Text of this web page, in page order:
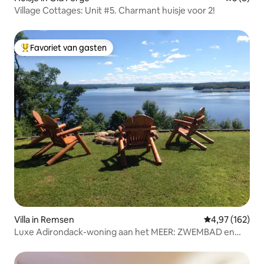
Village Cottages: Unit #5. Charmant huisje voor 2!
Topfavoriet van gasten
Favoriet van gasten
Villa in Remsen Gemiddelde
4,97 (162)
Luxe Adirondack-woning aan het MEER: ZWEMBAD en